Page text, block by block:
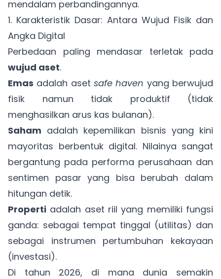
mendalam perbandingannya.
1. Karakteristik Dasar: Antara Wujud Fisik dan
Angka Digital
Perbedaan paling mendasar terletak pada
wujud aset.
Emas adalah aset safe haven yang berwujud
fisik namun tidak produktif (tidak
menghasilkan arus kas bulanan).
Saham adalah kepemilikan bisnis yang kini
mayoritas berbentuk digital. Nilainya sangat
bergantung pada performa perusahaan dan
sentimen pasar yang bisa berubah dalam
hitungan detik.
Properti adalah aset riil yang memiliki fungsi
ganda: sebagai tempat tinggal (utilitas) dan
sebagai instrumen pertumbuhan kekayaan
(investasi).
Di tahun 2026, di mana dunia semakin